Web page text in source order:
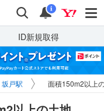
検索 通知
i
ID新規取得
坂戸駅 面積150m2以上